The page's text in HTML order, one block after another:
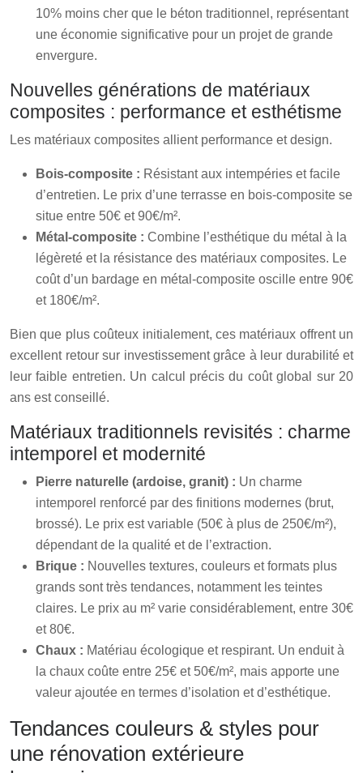
10% moins cher que le béton traditionnel, représentant
une économie significative pour un projet de grande
envergure.
Nouvelles générations de matériaux
composites : performance et esthétisme
Les matériaux composites allient performance et design.
Bois-composite : Résistant aux intempéries et facile
d’entretien. Le prix d’une terrasse en bois-composite se
situe entre 50€ et 90€/m².
Métal-composite : Combine l’esthétique du métal à la
légèreté et la résistance des matériaux composites. Le
coût d’un bardage en métal-composite oscille entre 90€
et 180€/m².
Bien que plus coûteux initialement, ces matériaux offrent un
excellent retour sur investissement grâce à leur durabilité et
leur faible entretien. Un calcul précis du coût global sur 20
ans est conseillé.
Matériaux traditionnels revisités : charme
intemporel et modernité
Pierre naturelle (ardoise, granit) : Un charme
intemporel renforcé par des finitions modernes (brut,
brossé). Le prix est variable (50€ à plus de 250€/m²),
dépendant de la qualité et de l’extraction.
Brique : Nouvelles textures, couleurs et formats plus
grands sont très tendances, notamment les teintes
claires. Le prix au m² varie considérablement, entre 30€
et 80€.
Chaux : Matériau écologique et respirant. Un enduit à
la chaux coûte entre 25€ et 50€/m², mais apporte une
valeur ajoutée en termes d’isolation et d’esthétique.
Tendances couleurs & styles pour
une rénovation extérieure